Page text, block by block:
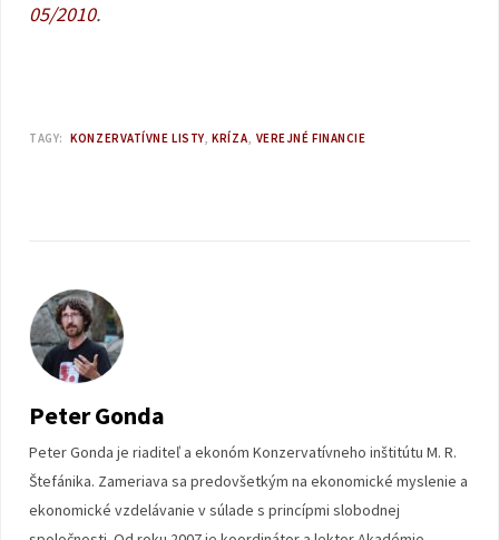
05/2010.
TAGY: KONZERVATÍVNE LISTY KRÍZA VEREJNÉ FINANCIE
Peter Gonda
Peter Gonda je riaditeľ a ekonóm Konzervatívneho inštitútu M. R.
Štefánika. Zameriava sa predovšetkým na ekonomické myslenie a
ekonomické vzdelávanie v súlade s princípmi slobodnej